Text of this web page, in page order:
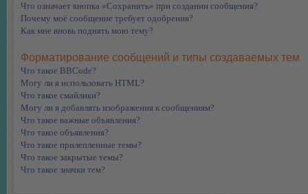
Что означает кнопка «Сохранить» при создании сообщения?
Почему моё сообщение требует одобрения?
Как мне вновь поднять мою тему?
Форматирование сообщений и типы создаваемых тем
Что такое BBCode?
Могу ли я использовать HTML?
Что такое смайлики?
Могу ли я добавлять изображения к сообщениям?
Что такое важные объявления?
Что такое объявления?
Что такое прилепленные темы?
Что такое закрытые темы?
Что такое значки тем?